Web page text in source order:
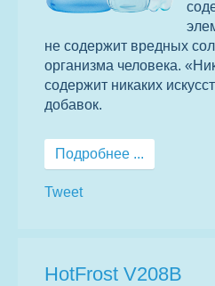
не содержит вредных
организма человека.
содержит никаких
добавок.
Подробнее ...
Tweet
HotFrost V208B